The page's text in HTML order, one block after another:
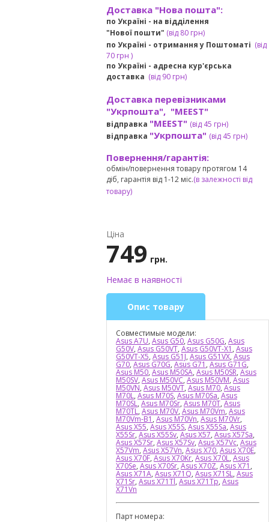
Доставка "Нова пошта":
по Україні - на відділення
"Нової пошти" (від 80 грн)
по Україні - отримання у Поштоматі (від
70 грн )
по Україні - адресна кур'єрська
доставка (від90 грн)
Доставка перевізниками
"Укрпошта", "MEEST"
відправка "MEEST" (від 45 грн)
відправка "Укрпошта" (від 45 грн)
Повернення/гарантія:
обмін/повернення товару протягом 14
діб, гарантія від 1-12 міс.(в залежності від
товару)
Ціна
749 грн.
Немає в наявності
Опис товару
Совместимые модели:
Asus A7U, Asus G50, Asus G50G, Asus
G50V, Asus G50VT, Asus G50VT-X1 , Asus
G50VT-X5, Asus G51J, Asus G51VX, Asus
G70, Asus G70G, Asus G71 , Asus G71G,
Asus M50, Asus M50SA, Asus M50SR, Asus
M50SV, Asus M50VC, Asus M50VM, Asus
M50VN, Asus M50VT, Asus M70, Asus
M70L, Asus M70S, Asus M70Sa, Asus
M70SL, Asus M70Sr, Asus M70T, Asus
M70TL, Asus M70V, Asus M70Vm, Asus
M70Vm-B1 , Asus M70Vn, Asus M70Vr,
Asus X55, Asus X55S, Asus X55Sa, Asus
X55Sr, Asus X55Sv, Asus X57, Asus X57Sa,
Asus X57Sr, Asus X57Sv, Asus X57Vc, Asus
X57Vm, Asus X57Vn, Asus X70, Asus X70E,
Asus X70F, Asus X70Kr, Asus X70L, Asus
X70Se, Asus X70Sr, Asus X70Z, Asus X71 ,
Asus X71A, Asus X71Q, Asus X71SL, Asus
X71Sr, Asus X71Tl, Asus X71Tp, Asus
X71Vn
Парт номера: